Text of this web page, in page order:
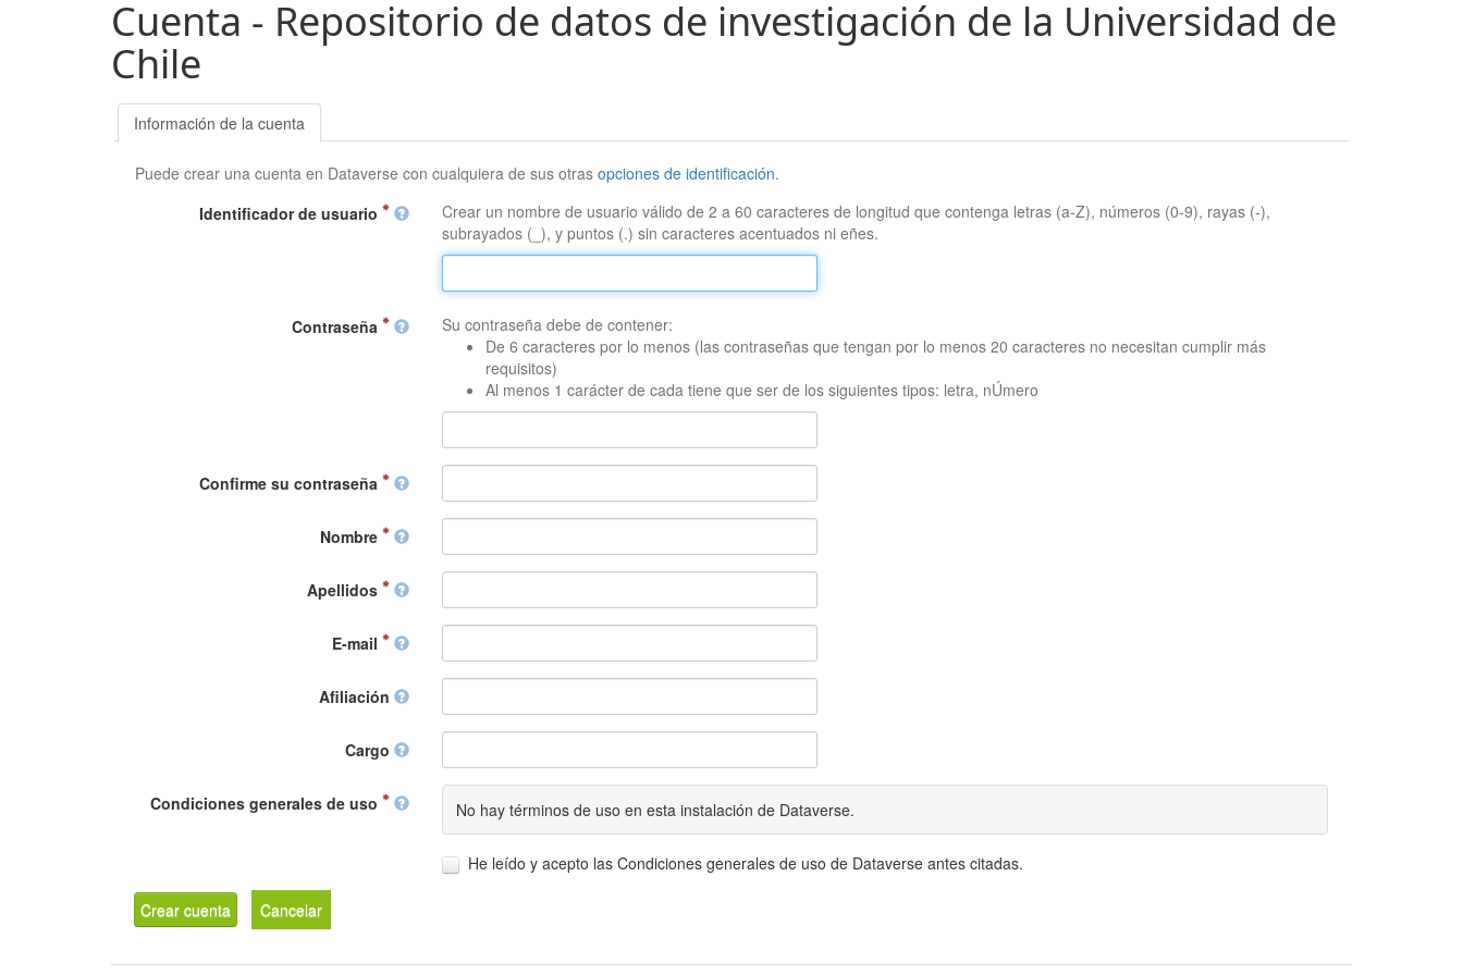
Cuenta - Repositorio de datos de investigación de la Universidad de
Chile
Información de la cuenta
Puede crear una cuenta en Dataverse con cualquiera de sus otrasopciones de identificación.
Identificador de usuario
Crear un nombre de usuario válido de 2 a 60 caracteres de longitud que contenga letras (a-Z), números (0-9), rayas (-),
subrayados (_), y puntos (.) sin caracteres acentuados ni eñes.
Contraseña
Su contraseña debe de contener:
De 6 caracteres por lo menos (las contraseñas que tengan por lo menos 20 caracteres no necesitan cumplir más
requisitos)
Al menos 1 carácter de cada tiene que ser de los siguientes tipos: letra, nÚmero
Confirme su contraseña
Nombre
Apellidos
E-mail
Afiliación
Cargo
Condiciones generales de uso No hay términos de uso en esta instalación de Dataverse.
He leído y acepto las Condiciones generales de uso de Dataverse antes citadas.
Crear cuenta Cancelar